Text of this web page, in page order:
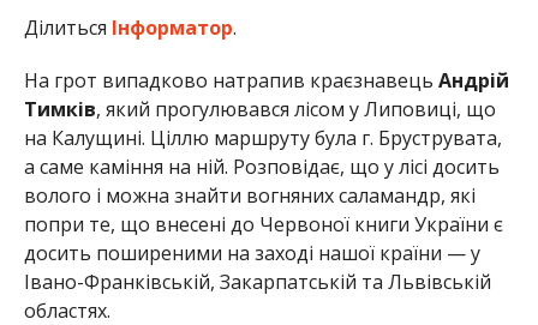
Ділиться Інформатор.
На грот випадково натрапив краєзнавець Андрій
Тимків, який прогулювався лісом у Липовиці, що
на Калущині. Ціллю маршруту була г. Бруструвата,
а саме каміння на ній. Розповідає, що у лісі досить
волого і можна знайти вогняних саламандр, які
попри те, що внесені до Червоної книги України є
досить поширеними на заході нашої країни — у
Івано-Франківській, Закарпатській та Львівській
областях.